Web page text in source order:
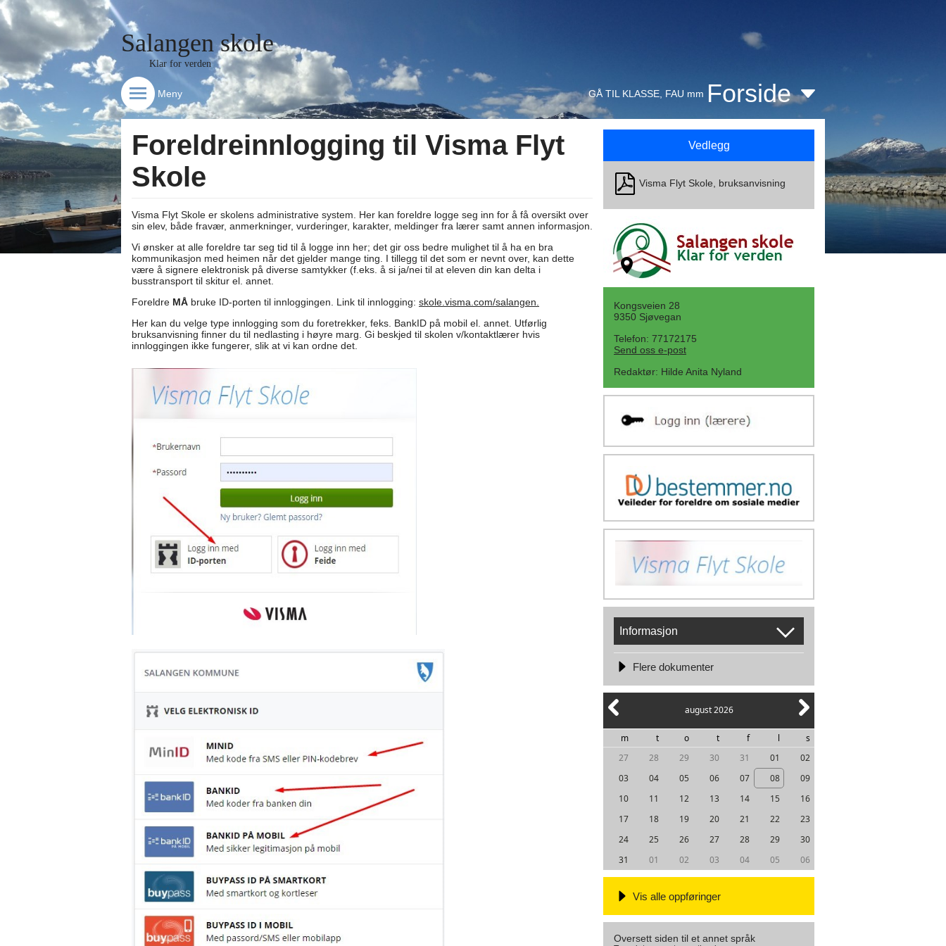
Salangen skole
Klar for verden
Meny GÅ TIL KLASSE, FAU mm Forside
Vedlegg
Visma Flyt Skole, bruksanvisning
Kongsveien 28
9350 Sjøvegan
Telefon: 77172175
Send oss e-post
Redaktør: Hilde Anita Nyland
Informasjon
Flere dokumenter
august 2026
m t o t f l
s
27
28 29 30 31 01
02
03
04 05 06 07 08
09
10
11 12 13 14 15
16
17
18 19 20 21 22
23
24
25 26 27 28 29
30
31
01 02 03 04 05 06
Vis alle oppføringer
Oversett siden til et annet språk
Foreldreinnlogging til Visma Flyt
Skole
Visma Flyt Skole er skolens administrative system. Her kan foreldre logge seg inn for å få oversikt over
sin elev, både fravær, anmerkninger, vurderinger, karakter, meldinger fra lærer samt annen informasjon.
Vi ønsker at alle foreldre tar seg tid til å logge inn her; det gir oss bedre mulighet til å ha en bra
kommunikasjon med heimen når det gjelder mange ting. I tillegg til det som er nevnt over, kan dette
være å signere elektronisk på diverse samtykker (f.eks. å si ja/nei til at eleven din kan delta i
busstransport til skitur el. annet.
Foreldre MÅ bruke ID-porten til innloggingen. Link til innlogging: skole.visma.com/salangen
Her kan du velge type innlogging som du foretrekker, feks. BankID på mobil el. annet. Utførlig
bruksanvisning finner du til nedlasting i høyre marg. Gi beskjed til skolen v/kontaktlærer hvis
innloggingen ikke fungerer, slik at vi kan ordne det.